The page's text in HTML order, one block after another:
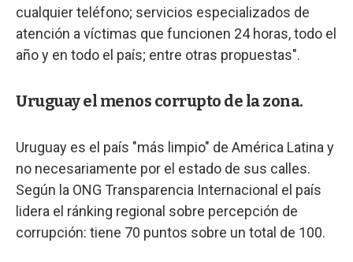
cualquier teléfono; servicios especializados de
atención a víctimas que funcionen 24 horas, todo el
año y en todo el país; entre otras propuestas".
Uruguay el menos corrupto de la zona.
Uruguay es el país "más limpio" de América Latina y
no necesariamente por el estado de sus calles.
Según la ONG Transparencia Internacional el país
lidera el ránking regional sobre percepción de
corrupción: tiene 70 puntos sobre un total de 100.